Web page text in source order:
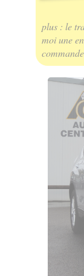
plus : le
moi une